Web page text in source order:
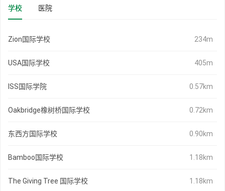
学校 医院
Zion国际学校 234m
USA国际学校 405m
ISS国际学院 0.57km
Oakbridge橡树桥国际学校 0.72km
东西方国际学校 0.90km
Bamboo国际学校 1.18km
The Giving Tree 国际学校 1.18km